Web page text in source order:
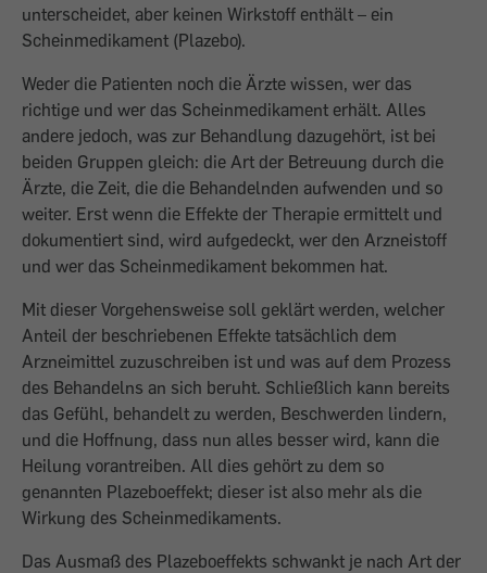
unterscheidet, aber keinen Wirkstoff enthält – ein
Scheinmedikament (Plazebo).
Weder die Patienten noch die Ärzte wissen, wer das
richtige und wer das Scheinmedikament erhält. Alles
andere jedoch, was zur Behandlung dazugehört, ist bei
beiden Gruppen gleich: die Art der Betreuung durch die
Ärzte, die Zeit, die die Behandelnden aufwenden und so
weiter. Erst wenn die Effekte der Therapie ermittelt und
dokumentiert sind, wird aufgedeckt, wer den Arzneistoff
und wer das Scheinmedikament bekommen hat.
Mit dieser Vorgehensweise soll geklärt werden, welcher
Anteil der beschriebenen Effekte tatsächlich dem
Arzneimittel zuzuschreiben ist und was auf dem Prozess
des Behandelns an sich beruht. Schließlich kann bereits
das Gefühl, behandelt zu werden, Beschwerden lindern,
und die Hoffnung, dass nun alles besser wird, kann die
Heilung vorantreiben. All dies gehört zu dem so
genannten Plazeboeffekt; dieser ist also mehr als die
Wirkung des Scheinmedikaments.
Das Ausmaß des Plazeboeffekts schwankt je nach Art der